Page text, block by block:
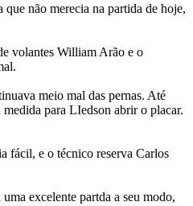
não merecia na partida de hoje,
volantes William Arão e o
meio mal das pernas. Até
para LIedson abrir o placar.
fácil, e o técnico reserva Carlos
excelente partda a seu modo,